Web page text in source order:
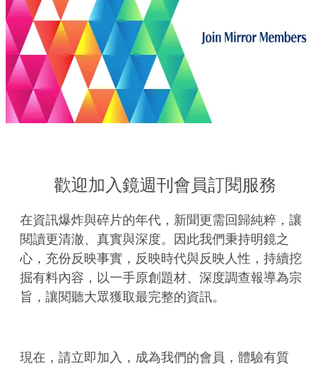
歡迎加入鏡週刊會員訂閱服務
在資訊爆炸與碎片的年代，新聞更需回歸純粹，讓
閱讀更清澈、真實與深度。因此我們秉持明鏡之
心，充份反映事實，反映時代與反映人性，持續挖
掘有料內容，以一手原創題材、深度調查報導為宗
旨，讓閱聽大眾獲取最完整的資訊。
現在，請立即加入，成為我們的會員，體驗有質